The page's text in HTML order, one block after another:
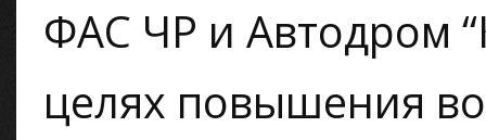
ФАС ЧР и Автодром
целях повышения